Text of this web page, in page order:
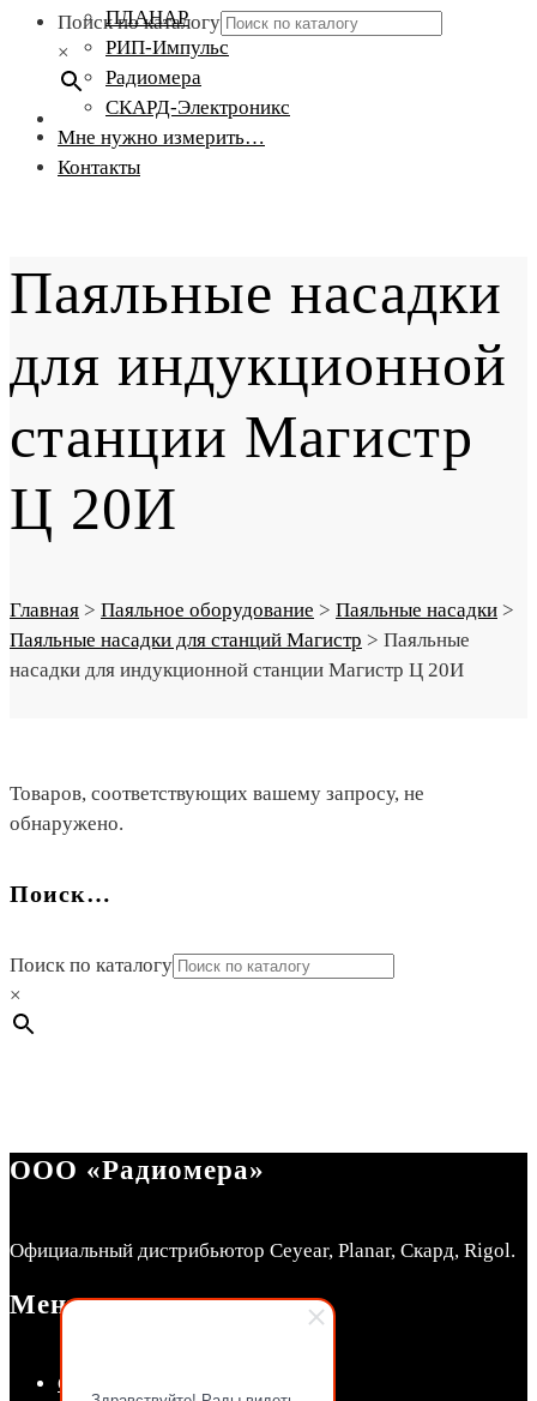
Поиск по каталогу
×
ПЛАНАР
РИП-Импульс
Радиомера
СКАРД-Электроникс
Мне нужно измерить…
Контакты
Паяльные насадки
для индукционной
станции Магистр
Ц 20И
Главная > Паяльное оборудование > Паяльные насадки >
Паяльные насадки для станций Магистр > Паяльные
насадки для индукционной станции Магистр Ц 20И
Товаров, соответствующих вашему запросу, не
обнаружено.
Поиск…
Поиск по каталогу
×
ООО «Радиомера»
Официальный дистрибьютор Ceyear, Planar, Скард, Rigol.
Меню
СКЛАД Радиомера